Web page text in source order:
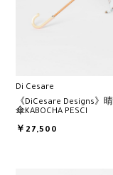
Di Cesare
《DiCesare Designs》
傘KABOCHA PESCI
￥27,500